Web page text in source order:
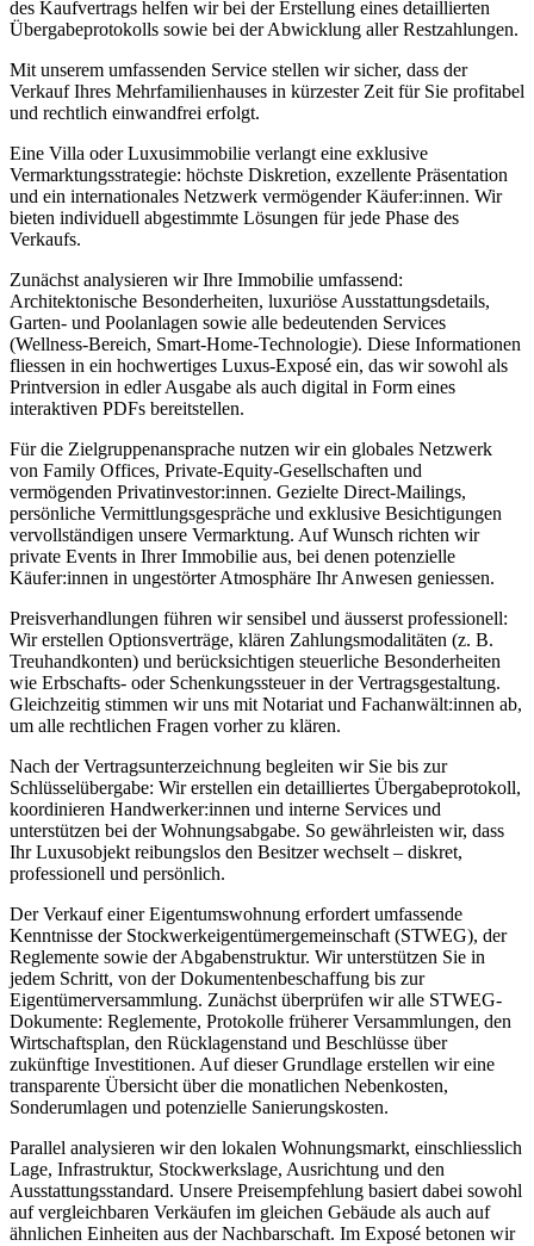
des Kaufvertrags helfen wir bei der Erstellung eines detaillierten
Übergabeprotokolls sowie bei der Abwicklung aller Restzahlungen.
Mit unserem umfassenden Service stellen wir sicher, dass der
Verkauf Ihres Mehrfamilienhauses in kürzester Zeit für Sie profitabel
und rechtlich einwandfrei erfolgt.
Eine Villa oder Luxusimmobilie verlangt eine exklusive
Vermarktungsstrategie: höchste Diskretion, exzellente Präsentation
und ein internationales Netzwerk vermögender Käufer:innen. Wir
bieten individuell abgestimmte Lösungen für jede Phase des
Verkaufs.
Zunächst analysieren wir Ihre Immobilie umfassend:
Architektonische Besonderheiten, luxuriöse Ausstattungsdetails,
Garten- und Poolanlagen sowie alle bedeutenden Services
(Wellness-Bereich, Smart-Home-Technologie). Diese Informationen
fliessen in ein hochwertiges Luxus-Exposé ein, das wir sowohl als
Printversion in edler Ausgabe als auch digital in Form eines
interaktiven PDFs bereitstellen.
Für die Zielgruppenansprache nutzen wir ein globales Netzwerk
von Family Offices, Private-Equity-Gesellschaften und
vermögenden Privatinvestor:innen. Gezielte Direct-Mailings,
persönliche Vermittlungsgespräche und exklusive Besichtigungen
vervollständigen unsere Vermarktung. Auf Wunsch richten wir
private Events in Ihrer Immobilie aus, bei denen potenzielle
Käufer:innen in ungestörter Atmosphäre Ihr Anwesen geniessen.
Preisverhandlungen führen wir sensibel und äusserst professionell:
Wir erstellen Optionsverträge, klären Zahlungsmodalitäten (z. B.
Treuhandkonten) und berücksichtigen steuerliche Besonderheiten
wie Erbschafts- oder Schenkungssteuer in der Vertragsgestaltung.
Gleichzeitig stimmen wir uns mit Notariat und Fachanwält:innen ab,
um alle rechtlichen Fragen vorher zu klären.
Nach der Vertragsunterzeichnung begleiten wir Sie bis zur
Schlüsselübergabe: Wir erstellen ein detailliertes Übergabeprotokoll,
koordinieren Handwerker:innen und interne Services und
unterstützen bei der Wohnungsabgabe. So gewährleisten wir, dass
Ihr Luxusobjekt reibungslos den Besitzer wechselt – diskret,
professionell und persönlich.
Der Verkauf einer Eigentumswohnung erfordert umfassende
Kenntnisse der Stockwerkeigentümergemeinschaft (STWEG), der
Reglemente sowie der Abgabenstruktur. Wir unterstützen Sie in
jedem Schritt, von der Dokumentenbeschaffung bis zur
Eigentümerversammlung. Zunächst überprüfen wir alle STWEG-
Dokumente: Reglemente, Protokolle früherer Versammlungen, den
Wirtschaftsplan, den Rücklagenstand und Beschlüsse über
zukünftige Investitionen. Auf dieser Grundlage erstellen wir eine
transparente Übersicht über die monatlichen Nebenkosten,
Sonderumlagen und potenzielle Sanierungskosten.
Parallel analysieren wir den lokalen Wohnungsmarkt, einschliesslich
Lage, Infrastruktur, Stockwerkslage, Ausrichtung und den
Ausstattungsstandard. Unsere Preisempfehlung basiert dabei sowohl
auf vergleichbaren Verkäufen im gleichen Gebäude als auch auf
ähnlichen Einheiten aus der Nachbarschaft. Im Exposé betonen wir